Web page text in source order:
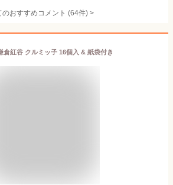
のおすすめコメント (64件) >
倉紅谷 クルミッ子 16個入 & 紙袋付き